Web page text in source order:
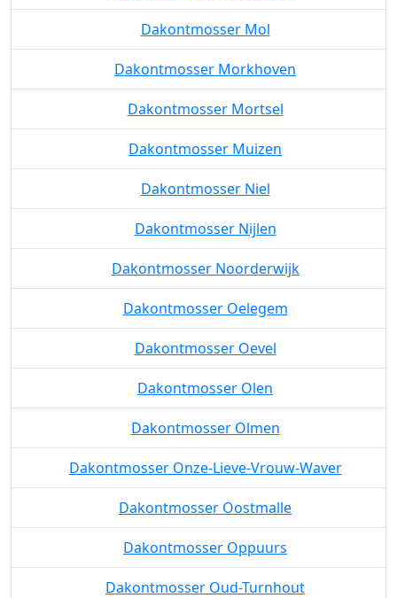
Dakontmosser Mol
Dakontmosser Morkhoven
Dakontmosser Mortsel
Dakontmosser Muizen
Dakontmosser Niel
Dakontmosser Nijlen
Dakontmosser Noorderwijk
Dakontmosser Oelegem
Dakontmosser Oevel
Dakontmosser Olen
Dakontmosser Olmen
Dakontmosser Onze-Lieve-Vrouw-Waver
Dakontmosser Oostmalle
Dakontmosser Oppuurs
Dakontmosser Oud-Turnhout